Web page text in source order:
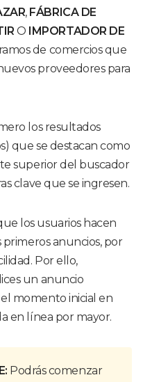
, FÁBRICA DE
O IMPORTADOR DE
de comercios que
proveedores para
los resultados
que se destacan como
superior del buscador
clave que se ingresen.
los usuarios hacen
anuncios, por
Por ello,
un anuncio
momento inicial en
en línea por mayor.
Podrás comenzar